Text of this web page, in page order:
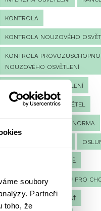
soubory
Partneři
toho, že
KONTROLA
KONTROLA NOUZOVÉHO
KONTROLA
NOUZOVÉHO OSVĚTLENÍ
LED NOUZOVÉ OSVĚTLENÍ
MĚŘENÍ MĚŘENÍ SVĚTEL
NORMA
OSVĚTLENÍ PRACOVIŠTĚ
OSVĚTLENÍ PŘECHODŮ PRO
OSVĚTLENÍ SPORTOVIŠŤ